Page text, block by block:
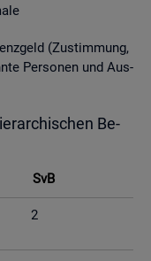
(Zu­stim­mung,
Per­so­nen und Aus­
Be­
SvB
2